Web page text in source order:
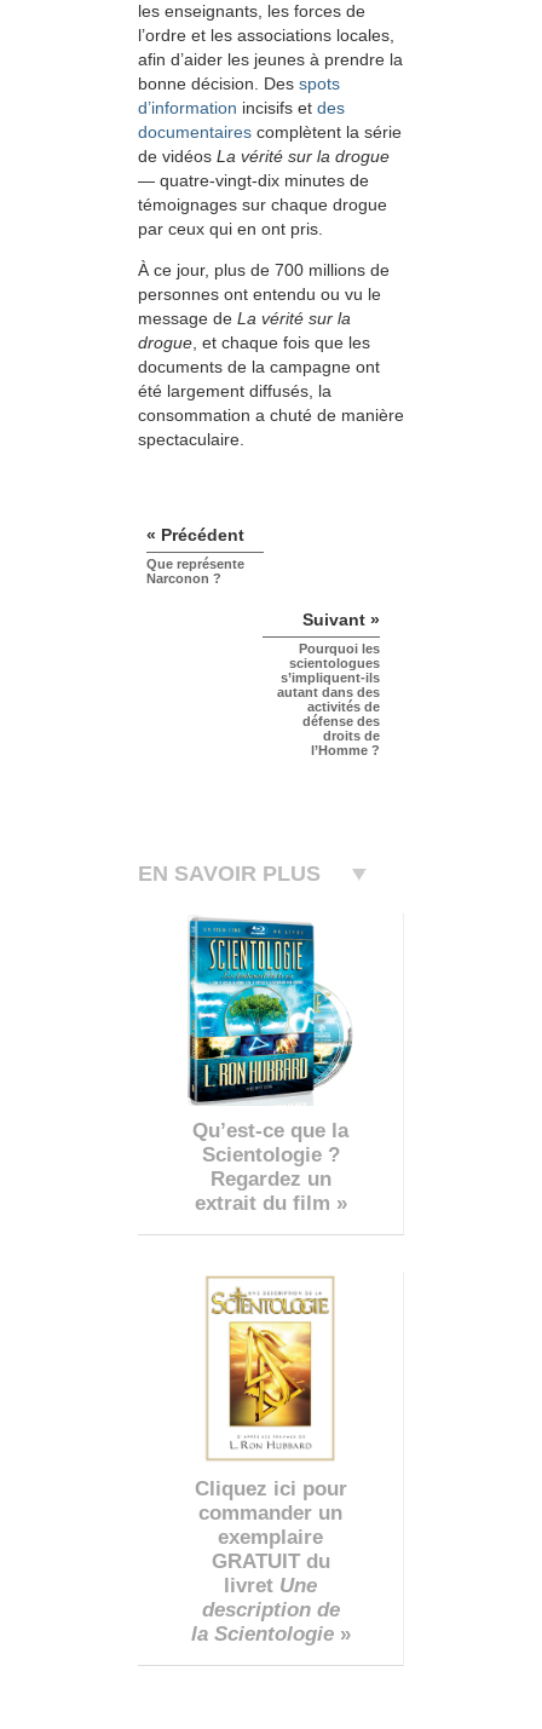
les enseignants, les forces de
l’ordre et les associations locales,
afin d’aider les jeunes à prendre la
bonne décision. Des spots
d’information incisifs et des
documentaires complètent la série
de vidéos La vérité sur la drogue
— quatre-vingt-dix minutes de
témoignages sur chaque drogue
par ceux qui en ont pris.
À ce jour, plus de 700 millions de
personnes ont entendu ou vu le
message de La vérité sur la
drogue, et chaque fois que les
documents de la campagne ont
été largement diffusés, la
consommation a chuté de manière
spectaculaire.
« Précédent
Que représente
Narconon ?
Suivant »
Pourquoi les
scientologues
s’impliquent-ils
autant dans des
activités de
défense des
droits de
l’Homme ?
EN SAVOIR PLUS
Qu’est-ce que la
Scientologie ?
Regardez un
extrait du film »
Cliquez ici pour
commander un
exemplaire
GRATUIT du
livret Une
description de
la Scientologie»